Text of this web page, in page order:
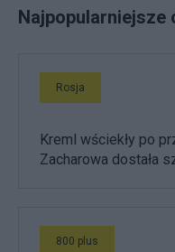
Najpopularniejsze
Rosja
Kreml wściekły po
Zacharowa dostała
800 plus